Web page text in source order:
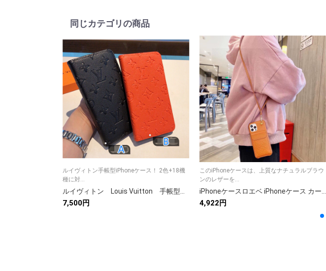
同じカテゴリの商品
ルイヴィトン手帳型iPhoneケース！ 2色+18機
種に対...
ルイヴィトン Louis Vuitton 手帳型ケース スマホケース モノグラム スマホカバー ブラック/オレンジ
7,500円
このiPhoneケースは、上質なナチュラルブラウ
ンのレザーを...
iPhoneケースロエベ iPhoneケース カード収納 レザー ストラップ付き 🌸
4,922円